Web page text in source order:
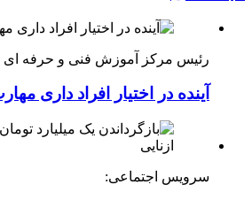
رئیس مرکز آموزش فنی و حرفه ای
آینده در اختیار افراد داری
سرویس اجتماعی: